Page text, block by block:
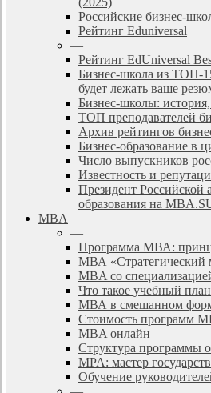
Российские бизнес-
Рейтинг Eduniversal
—
Рейтинг EdUniversal
Бизнес-школа из ТОП-
будет лежать ваше
Бизнес-школы:
ТОП преподавателей
Архив рейтингов
Бизнес-образование в
Число выпускников
Известность и
Президент Российской
образования на
MBA
—
Программа МВА:
МВА «Cтратегический
MBA со
Что такое учебный
МВА в смешанном
Стоимость программ
MBA онлайн
Cтруктура программы
MPA: мастер
Обучение